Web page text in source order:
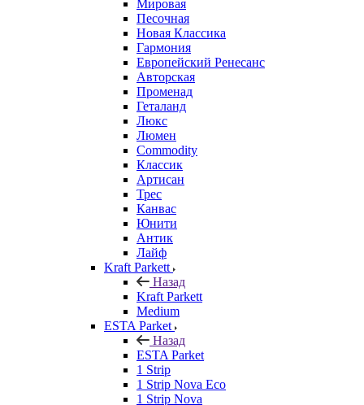
Мировая
Песочная
Новая Классика
Гармония
Европейский Ренесанс
Авторская
Променад
Геталанд
Люкс
Люмен
Commodity
Классик
Артисан
Трес
Канвас
Юнити
Антик
Лайф
Kraft Parkett
Назад
Kraft Parkett
Medium
ESTA Parket
Назад
ESTA Parket
1 Strip
1 Strip Nova Eco
1 Strip Nova